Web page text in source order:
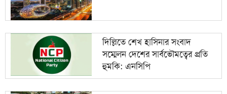
দিল্লিতে শেখ হাসিনার সংবাদ
সম্মেলন দেশের সার্বভৌমত্বের প্রতি
হুমকি: এনসিপি